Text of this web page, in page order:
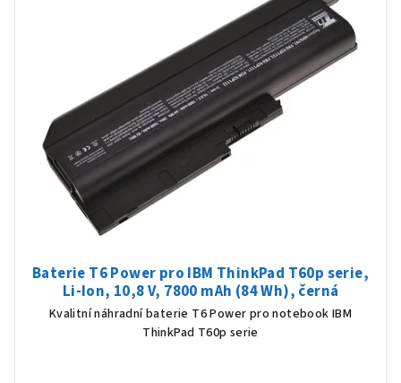
Baterie T6 Power pro IBM ThinkPad T60p serie,
Li-Ion, 10,8 V, 7800 mAh (84 Wh), černá
Kvalitní náhradní baterie T6 Power pro notebook IBM
ThinkPad T60p serie